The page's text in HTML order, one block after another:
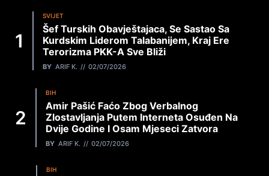
SVIJET
Šef Turskih Obavještajaca, Se Sastao Sa
Kurdskim Liderom Talabanijem, Kraj Ere
Terorizma PKK-A Sve Bliži
BY ARIF K. 02/07/2026
BIH
Amir Pašić Faćo Zbog Verbalnog
Zlostavljanja Putem Interneta Osuđen Na
Dvije Godine I Osam Mjeseci Zatvora
BY ARIF K. 02/07/2026
BIH